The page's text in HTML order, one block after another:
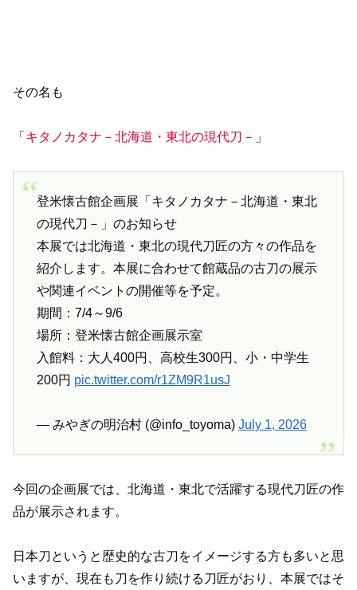
その名も
「 キタノカタナ－北海道・東北の現代刀－ 」
登米懐古館企画展「キタノカタナ－北海道・東北
の現代刀－」のお知らせ
本展では北海道・東北の現代刀匠の方々の作品を
紹介します。本展に合わせて館蔵品の古刀の展示
や関連イベントの開催等を予定。
期間：7/4～9/6
場所：登米懐古館企画展示室
入館料：大人400円、高校生300円、小・中学生
200円 pic.twitter.com/r1ZM9R1usJ
— みやぎの明治村 (@info_toyoma) July 1, 2026
今回の企画展では、北海道・東北で活躍する現代刀匠の作
品が展示されます。
日本刀というと歴史的な古刀をイメージする方も多いと思
いますが、現在も刀を作り続ける刀匠がおり、本展ではそ